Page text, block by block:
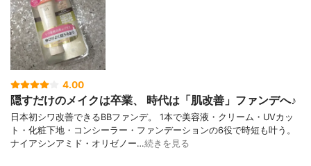
4.00
隠すだけのメイクは卒業、 時代は「肌改善」ファンデへ♪
日本初シワ改善できるBBファンデ。 1本で美容液・クリーム・UVカッ
ト・化粧下地・コンシーラー・ファンデーションの6役で時短も叶う。
ナイアシンアミド・オリゼノー…続きを見る